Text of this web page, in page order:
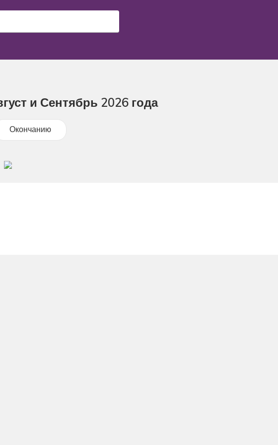
и Сентябрь 2026 года
Окончанию